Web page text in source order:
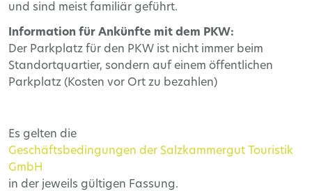
und sind meist familiär geführt.
Information für Ankünfte mit dem PKW:
Der Parkplatz für den PKW ist nicht immer beim
Standortquartier, sondern auf einem öffentlichen
Parkplatz (Kosten vor Ort zu bezahlen)
Es gelten die
Geschäftsbedingungen der Salzkammergut Touristik
GmbH
in der jeweils gültigen Fassung.